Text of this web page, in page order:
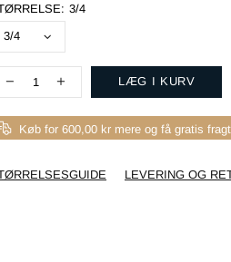
3/4
LÆG I KURV
Køb for 600,00 kr mere og få gratis fragt
LEVERING OG